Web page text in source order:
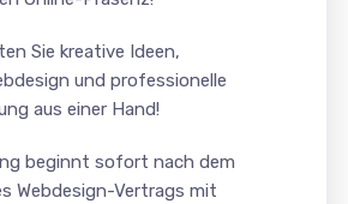
Sie kreative Ideen,
und professionelle
aus einer Hand!
beginnt sofort nach dem
Webdesign-Vertrags mit